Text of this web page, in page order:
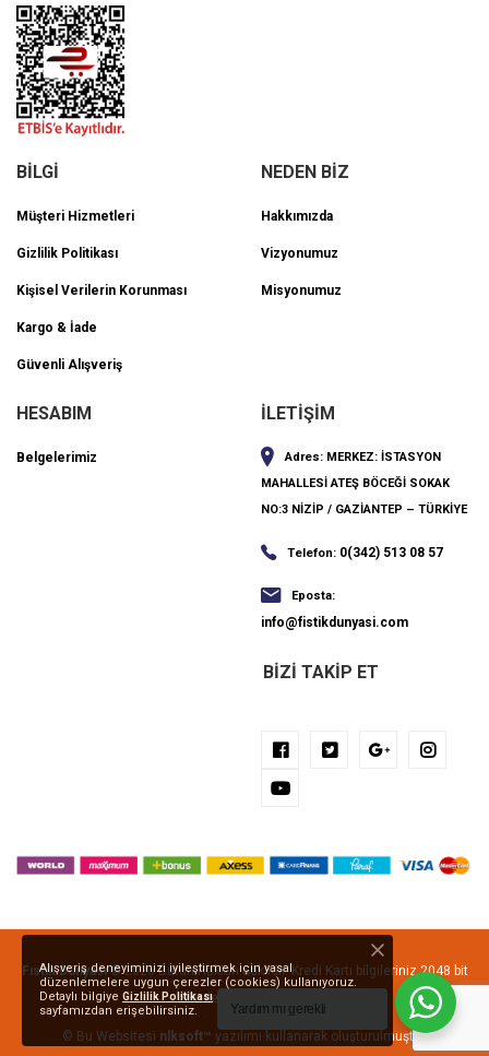
BİLGİ
Müşteri Hizmetleri
Gizlilik Politikası
Kişisel Verilerin Korunması
Kargo & İade
Güvenli Alışveriş
NEDEN BİZ
Hakkımızda
Vizyonumuz
Misyonumuz
HESABIM
Belgelerimiz
İLETİŞİM
Adres: MERKEZ: İSTASYON
MAHALLESİ ATEŞ BÖCEĞİ SOKAK
NO:3 NİZİP / GAZİANTEP – TÜRKİYE
Telefon: 0(342) 513 08 57
Eposta:
info@fistikdunyasi.com
BIZI TAKIP ET
Fıstık Dünyası© 2026 Bütün Hakları Saklıdır. Kredi Kartı bilgileriniz 2048 bit
SSL ile korunmaktadır.
© Bu Websitesi nlksoft™ yazılımı kullanarak oluşturulmuştur.
Alışveriş deneyiminizi iyileştirmek için yasal
düzenlemelere uygun çerezler (cookies) kullanıyoruz.
Detaylı bilgiye Gizlilik Politikası
sayfamızdan erişebilirsiniz. Yardım mı gerekli